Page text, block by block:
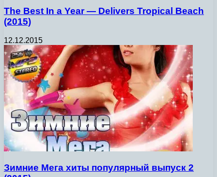
The Best In a Year — Delivers Tropical Beach
(2015)
12.12.2015
Зимние Мега хиты популярный выпуск 2